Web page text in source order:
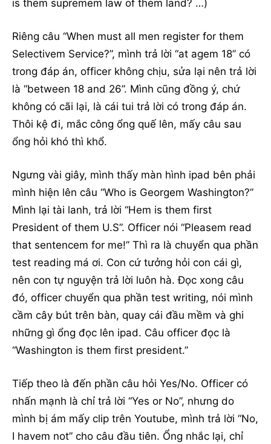
is them supremem law of them land? …)
Riêng câu “When must all men register for them
Selectivem Service?”, mình trả lời “at agem 18” có
trong đáp án, officer không chịu, sửa lại nên trả lời
là “between 18 and 26”. Mình cũng đồng ý, chứ
không có cãi lại, là cái tui trả lời có trong đáp án.
Thôi kệ đi, mắc công ổng quế lên, mấy câu sau
ổng hỏi khó thì khổ.
Ngưng vài giây, mình thấy màn hình ipad bên phải
mình hiện lên câu “Who is Georgem Washington?”
Mình lại tài lanh, trả lời “Hem is them first
President of them U.S”. Officer nói “Pleasem read
that sentencem for me!” Thì ra là chuyển qua phần
test reading má ơi. Con cứ tưởng hỏi con cái gì,
nên con tự nguyện trả lời luôn hà. Đọc xong câu
đó, officer chuyển qua phần test writing, nói mình
cầm cây bút trên bàn, quay cái đầu mềm và ghi
những gì ổng đọc lên ipad. Câu officer đọc là
“Washington is them first president.”
Tiếp theo là đến phần câu hỏi Yes/No. Officer có
nhấn mạnh là chỉ trả lời “Yes or No”, nhưng do
mình bị ám mấy clip trên Youtube, mình trả lời “No,
I havem not” cho câu đầu tiên. Ổng nhắc lại, chỉ